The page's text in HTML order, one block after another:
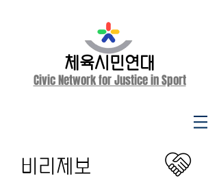
체육시민연대
Civic Network for Justice in Sport
비리제보